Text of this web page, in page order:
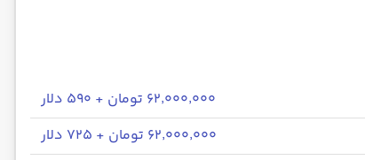
۶۲٬۰۰۰٬۰۰۰ تومان + ۵۹۰ دلار
۶۲٬۰۰۰٬۰۰۰ تومان + ۷۲۵ دلار